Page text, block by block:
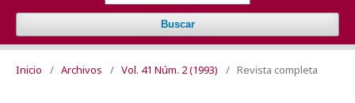
Buscar
Inicio / Archivos / Vol. 41 Núm. 2 (1993) / Revista completa